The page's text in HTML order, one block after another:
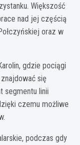
Większość
nad jej częścią
oraz w
gdzie pociągi
się
segmentu linii
czemu możliwe
podczas gdy